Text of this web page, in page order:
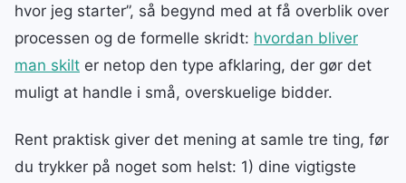
hvor jeg starter”, så begynd med at få overblik over
processen og de formelle skridt: hvordan bliver
man skilt er netop den type afklaring, der gør det
muligt at handle i små, overskuelige bidder.
Rent praktisk giver det mening at samle tre ting, før
du trykker på noget som helst: 1) dine vigtigste